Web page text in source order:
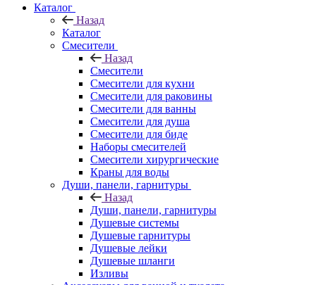
Каталог
Назад
Каталог
Смесители
Назад
Смесители
Смесители для кухни
Смесители для раковины
Смесители для ванны
Смесители для душа
Смесители для биде
Наборы смесителей
Смесители хирургические
Краны для воды
Души, панели, гарнитуры
Назад
Души, панели, гарнитуры
Душевые системы
Душевые гарнитуры
Душевые лейки
Душевые шланги
Изливы